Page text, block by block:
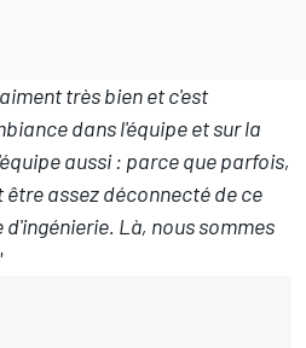
très bien et c'est
dans l'équipe et sur la
aussi : parce que parfois,
assez déconnecté de ce
Là, nous sommes